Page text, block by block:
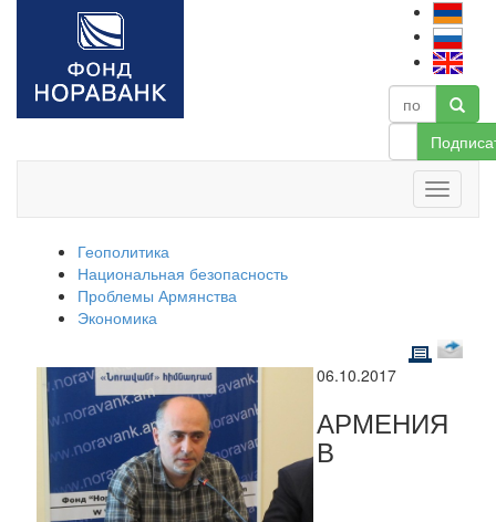
Геополитика
Национальная безопасность
Проблемы Армянства
Экономика
06.10.2017
АРМЕНИЯ
В